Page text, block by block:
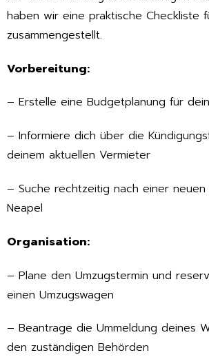
haben wir eine praktische Checkliste
zusammengestellt.
Vorbereitung:
– Erstelle eine Budgetplanung für
– Informiere dich über die
deinem aktuellen Vermieter
– Suche rechtzeitig nach einer neuen
Neapel
Organisation:
– Plane den Umzugstermin und
einen Umzugswagen
– Beantrage die Ummeldung deines
den zuständigen Behörden